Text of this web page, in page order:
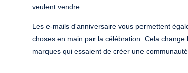
veulent vendre.
Les e-mails d'anniversaire vous permettent
choses en main par la célébration. Cela
marques qui essaient de créer une